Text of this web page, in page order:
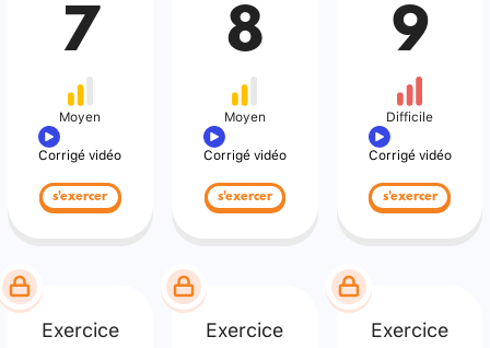
7
Moyen
Corrigé vidéo
s'exercer
8
Moyen
Corrigé vidéo
s'exercer
9
Difficile
Corrigé vidéo
s'exercer
Exercice Exercice Exercice